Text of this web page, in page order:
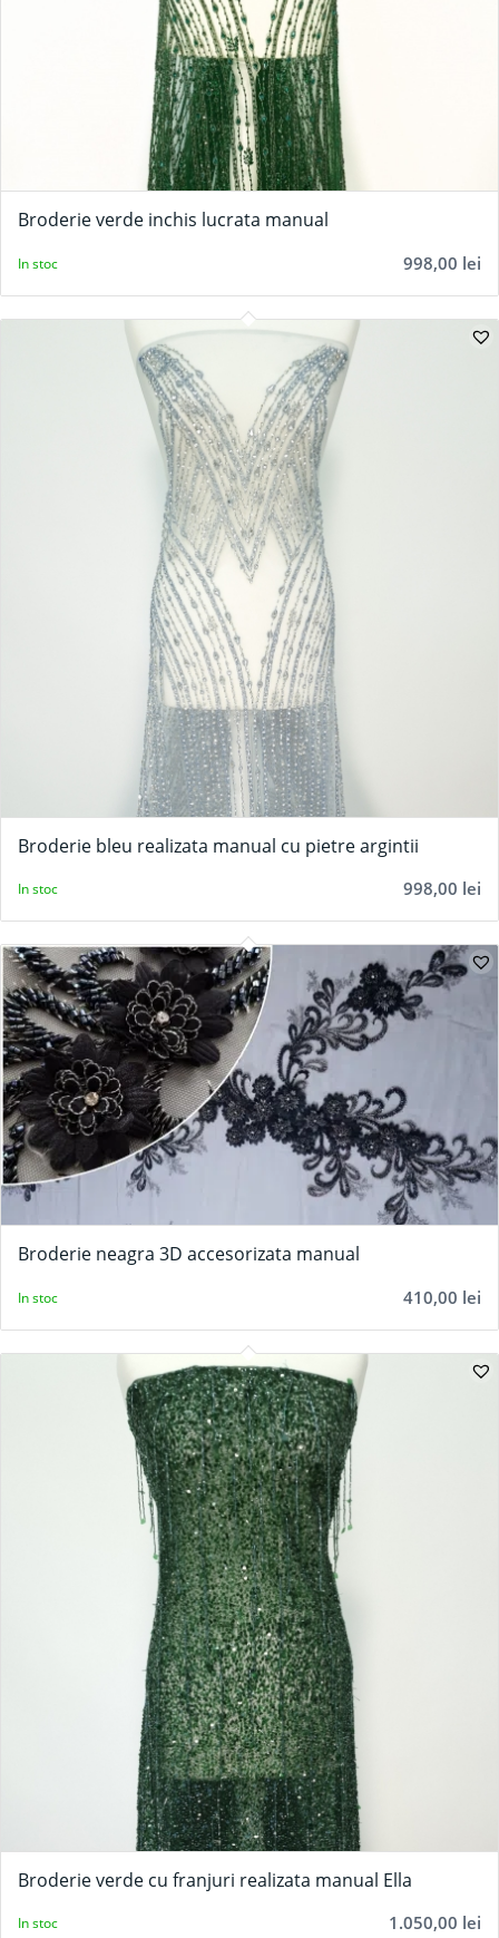
Broderie verde inchis lucrata manual
998,00 lei
In stoc
Broderie bleu realizata manual cu pietre argintii
998,00 lei
In stoc
Broderie neagra 3D accesorizata manual
410,00 lei
In stoc
Broderie verde cu franjuri realizata manual Ella
1.050,00 lei
In stoc